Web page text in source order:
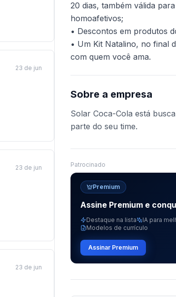
23 de jun
23 de jun
23 de jun
20 dias, também válida
homoafetivos;
• Descontos em produtos
• Um Kit Natalino, no final
com quem você ama.
Sobre a empresa
Solar Coca-Cola está
parte do seu time.
Patrocinado
Premium
Assine Premium e
Destaque na lista IA para
Modelos de currículo
Assinar Premium